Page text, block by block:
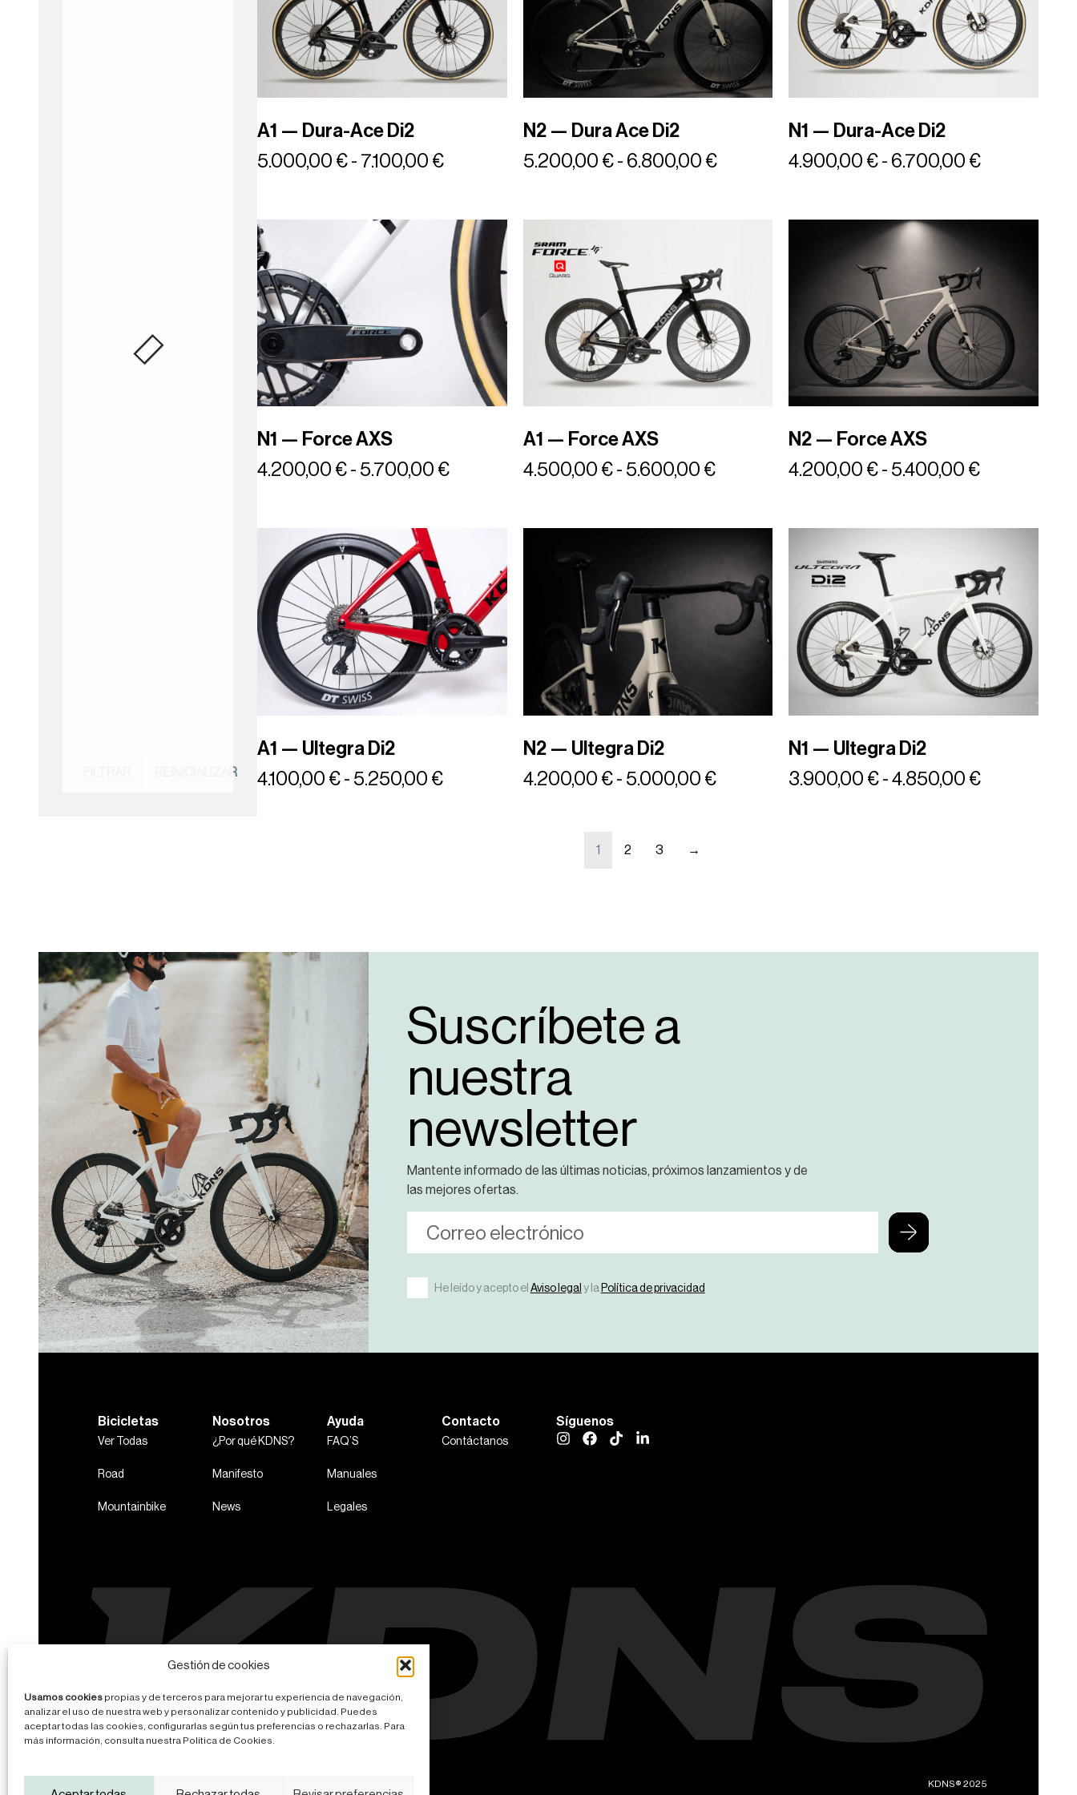
Gestión de cookies
Usamos cookies propias y de terceros para mejorar tu experiencia de navegación,
analizar el uso de nuestra web y personalizar contenido y publicidad. Puedes
aceptar todas las cookies, configurarlas según tus preferencias o rechazarlas. Para
más información, consulta nuestra Política de Cookies.
REINICIALIZAR
A1 — Dura-Ace Di2
5.000,00 €- 7.100,00 €
N2 — Dura Ace Di2
5.200,00 €- 6.800,00 €
N1 — Dura-Ace Di2
4.900,00 €- 6.700,00 €
N1 — Force AXS
4.200,00 €- 5.700,00 €
A1 — Force AXS
4.500,00 €- 5.600,00 €
N2 — Force AXS
4.200,00 €- 5.400,00 €
A1 — Ultegra Di2
4.100,00 €- 5.250,00 €
N2 — Ultegra Di2
4.200,00 €- 5.000,00 €
N1 — Ultegra Di2
3.900,00 €-4.850,00 €
1 2 3 →
Suscríbete a
nuestra
newsletter
Mantente informado de las últimas noticias, próximos lanzamientos y de
las mejores ofertas.
He leído y acepto el Aviso legal y la Política de privacidad
Bicicletas
Ver Todas
Road
Mountainbike
Nosotros
¿Por qué KDNS?
Manifesto
News
Ayuda
FAQ’S
Manuales
Legales
Contacto
Contáctanos
Síguenos
KDNS® 2025